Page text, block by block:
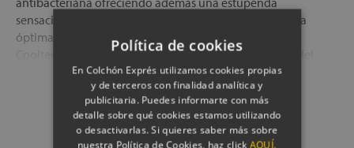
sensación de frescor al absorber la humedad de manera
óptima. Asimimo se han combinado con fibras de
® que contribuye a una magnífica disipación del
IMPERMEABLE: Dispone de una membrana micro-
perforada en la cara interior, que deja pasar el aire pero no
la humedad. De esta manera, se protege el núcleo de la
Mostrar más
Política de cookies
En Colchón Exprés utilizamos cookies propias
y de terceros con finalidad analítica y
publicitaria. Puedes informarte con más
detalle sobre qué cookies estamos utilizando
o desactivarlas. Si quieres saber más sobre
nuestra Política de Cookies, haz clickAQUÍ.